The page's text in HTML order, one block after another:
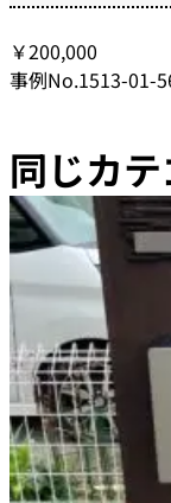
￥200,000
事例No.1513-01-
同じカ